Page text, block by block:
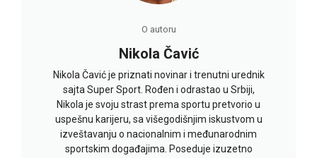
O autoru
Nikola Čavić
Nikola Čavić je priznati novinar i trenutni urednik
sajta Super Sport. Rođen i odrastao u Srbiji,
Nikola je svoju strast prema sportu pretvorio u
uspešnu karijeru, sa višegodišnjim iskustvom u
izveštavanju o nacionalnim i međunarodnim
sportskim događajima. Poseduje izuzetno